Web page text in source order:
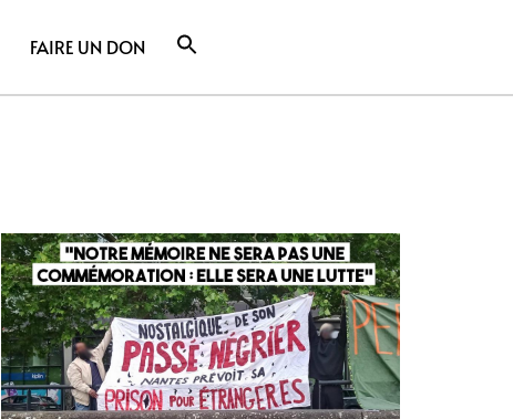
FAIRE UN DON